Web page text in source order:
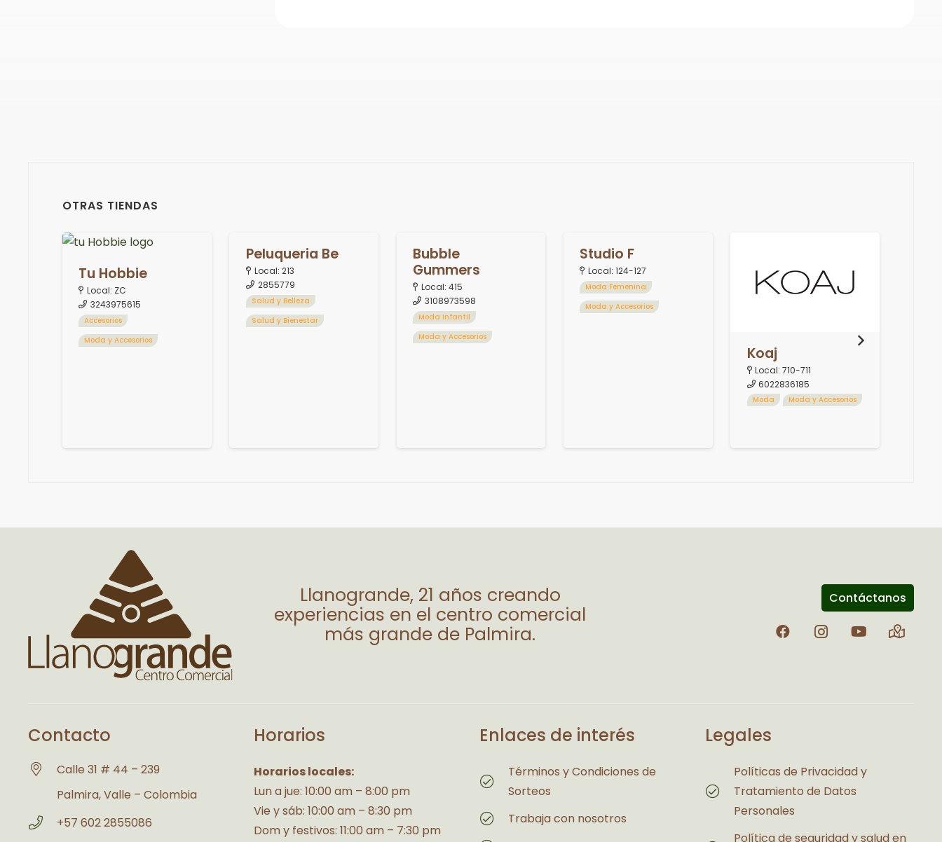
OTRAS TIENDAS
Tu Hobbie
Local: ZC
3243975615
Accesorios
Moda y Accesorios
Peluqueria Be
Local: 213
2855779
Salud y Belleza
Salud y Bienestar
Bubble
Gummers
Local: 415
3108973598
Moda Infantil
Moda y Accesorios
Studio F
Local:124-127
Moda Femenina
Moda y Accesorios
Koaj
Local:710-711
6022836185
Moda Moda y Accesorios
Llanogrande, 21 años creando
experiencias en el centro comercial
más grande de Palmira.
Contáctanos
Contacto
Calle 31 # 44 – 239
Palmira, Valle – Colombia
+57 602 2855086
Horarios
Horarios locales:
Lun a jue: 10:00 am – 8:00 pm
Vie y sáb: 10:00 am – 8:30 pm
Dom y festivos: 11:00 am – 7:30 pm
Enlaces de interés
Términos y Condiciones de
Sorteos
Trabaja con nosotros
Legales
Políticas de Privacidad y
Tratamiento de Datos
Personales
Política de seguridad y salud en